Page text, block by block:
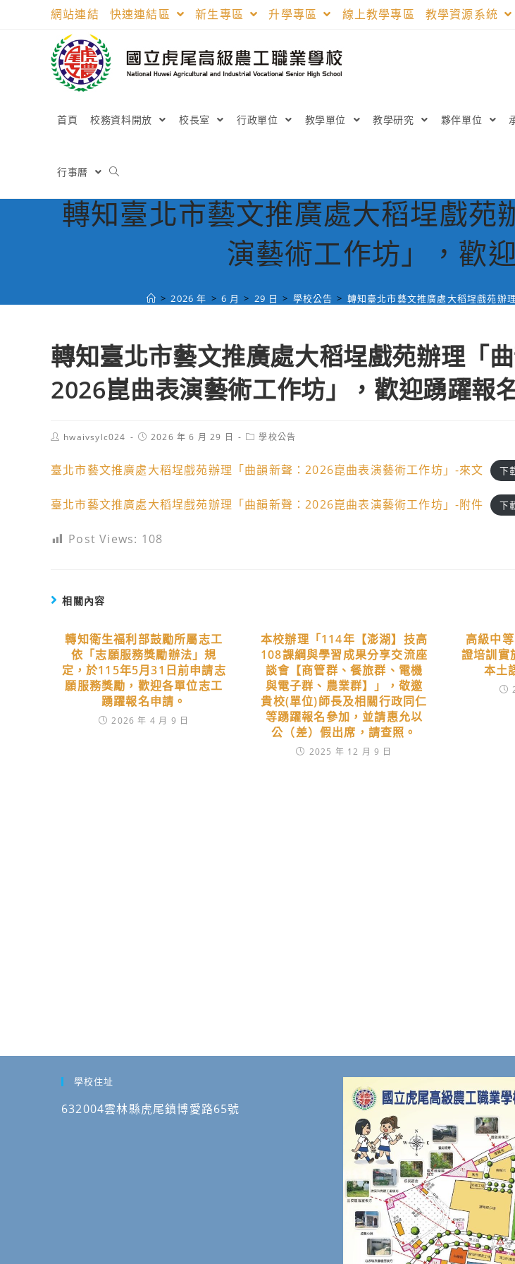
網站連結 快速連結區 新生專區 升學專區 線上教學專區 教學資源系統
首頁 校務資料開放 校長室 行政單位 教學單位 教學研究 夥伴單位
行事曆
轉知臺北市藝文推廣處大稻埕戲
演藝術工作坊」，歡
> 2026 年 > 6 月 > 29 日 > 學校公告 > 轉知臺北市藝文推廣處大稻埕戲苑辦
轉知臺北市藝文推廣處大稻埕戲苑辦理「曲
2026崑曲表演藝術工作坊」，歡迎踴躍報
Posthwaivsylc024
Post2026 年 6 月 29 日
Post學校公告
臺北市藝文推廣處大稻埕戲苑辦理「曲韻新聲：2026崑曲表演藝術工作坊」-來文 下
臺北市藝文推廣處大稻埕戲苑辦理「曲韻新聲：2026崑曲表演藝術工作坊」-附件 下
Post Views: 108
相關內容
轉知衛生福利部鼓勵所屬志工
依「志願服務獎勵辦法」規
定，於115年5月31日前申請志
願服務獎勵，歡迎各單位志工
踴躍報名申請。
2026 年 4 月 9 日
本校辦理「114年【澎湖】技高
108課綱與學習成果分享交流座
談會【商管群、餐旅群、電機
與電子群、農業群】」，敬邀
貴校(單位)師長及相關行政同仁
等踴躍報名參加，並請惠允以
公（差）假出席，請查照。
2025 年 12 月 9 日
高級中
證培訓實
本土
學校住址
632004雲林縣虎尾鎮博愛路65號